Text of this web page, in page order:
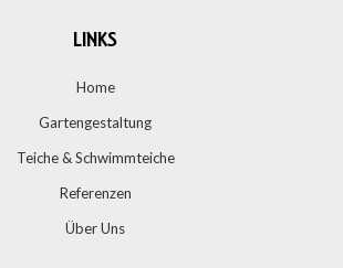
LINKS
Home
Gartengestaltung
Teiche & Schwimmteiche
Referenzen
Über Uns